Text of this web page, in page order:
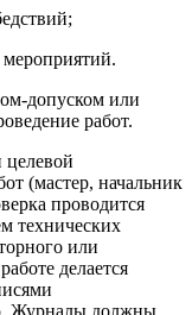
допуском или
работ.
(мастер, начальник
проводится
технических
или
делается